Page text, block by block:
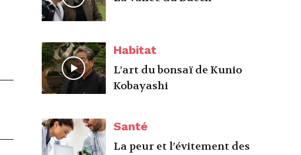
Habitat
L’art du bonsaï de Kunio
Kobayashi
Santé
La peur et l’évitement des